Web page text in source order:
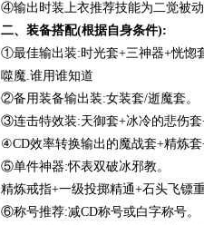
④输出时装上衣推荐技能为二觉被动
二、装备搭配(根据自身条件):
①最佳输出装:时光套+三神器+恍惚
噬魔.谁用谁知道
②备用装备输出装:女装套/逝魔套。
③连击特效装:天御套+冰冷的悲伤套
④CD效率转换输出的魔战套+精炼套
⑤单件神器:怀表双破冰邪教。
精炼戒指+一级投掷精通+石头飞镖重
⑥称号推荐:减CD称号或白字称号。